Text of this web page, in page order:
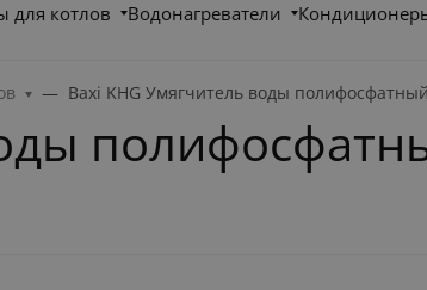
для котлов Водонагреватели
Baxi KHG Умягчитель воды полифосфатный